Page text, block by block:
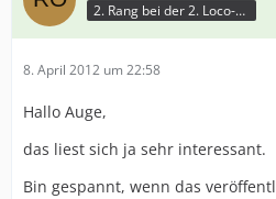
2. Rang bei der 2. Loco-Battle
8. April 2012 um 22:58
Hallo Auge,
das liest sich ja sehr interessant.
Bin gespannt, wenn das